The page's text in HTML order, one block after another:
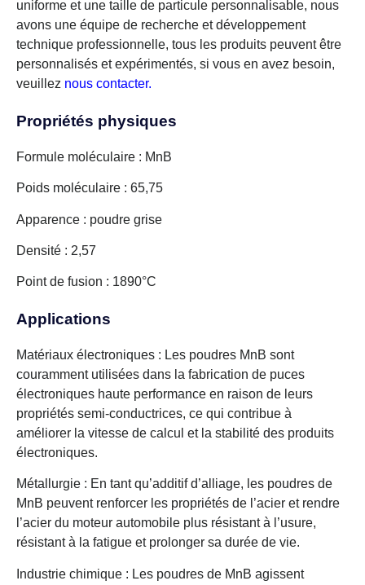
uniforme et une taille de particule personnalisable, nous
avons une équipe de recherche et développement
technique professionnelle, tous les produits peuvent être
personnalisés et expérimentés, si vous en avez besoin,
veuillez nous contacter.
Propriétés physiques
Formule moléculaire : MnB
Poids moléculaire : 65,75
Apparence : poudre grise
Densité : 2,57
Point de fusion : 1890°C
Applications
Matériaux électroniques : Les poudres MnB sont
couramment utilisées dans la fabrication de puces
électroniques haute performance en raison de leurs
propriétés semi-conductrices, ce qui contribue à
améliorer la vitesse de calcul et la stabilité des produits
électroniques.
Métallurgie : En tant qu’additif d’alliage, les poudres de
MnB peuvent renforcer les propriétés de l’acier et rendre
l’acier du moteur automobile plus résistant à l’usure,
résistant à la fatigue et prolonger sa durée de vie.
Industrie chimique : Les poudres de MnB agissent